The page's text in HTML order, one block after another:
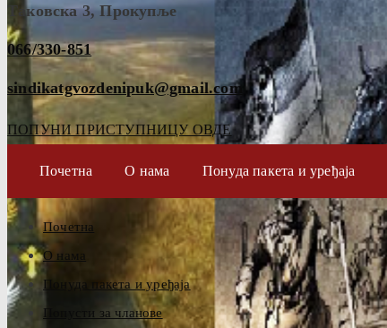
Таковска 3, Прокупље
066/330-851
sindikatgvozdenipuk@gmail.com
ПОПУНИ ПРИСТУПНИЦУ ОВДЕ
Почетна О нама Понуда пакета и уређаја
Почетна
О нама
Понуда пакета и уређаја
Попусти за чланове